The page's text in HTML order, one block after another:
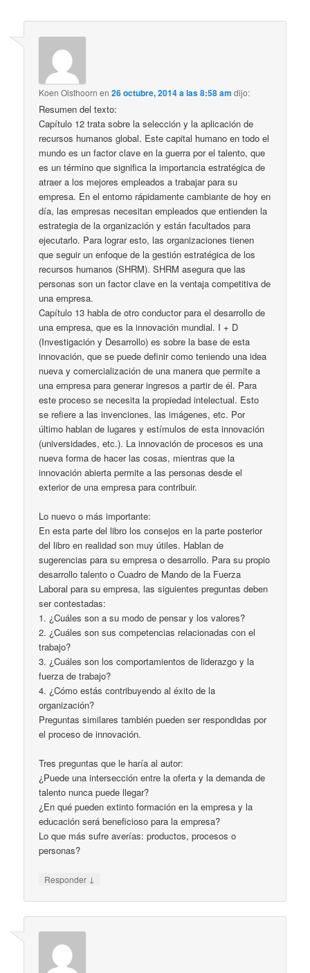
Koen Olsthoorn en26 octubre, 2014 a las 8:58 am dijo:
Resumen del texto:
Capítulo 12 trata sobre la selección y la aplicación de
recursos humanos global. Este capital humano en todo el
mundo es un factor clave en la guerra por el talento, que
es un término que significa la importancia estratégica de
atraer a los mejores empleados a trabajar para su
empresa. En el entorno rápidamente cambiante de hoy en
día, las empresas necesitan empleados que entienden la
estrategia de la organización y están facultados para
ejecutarlo. Para lograr esto, las organizaciones tienen
que seguir un enfoque de la gestión estratégica de los
recursos humanos (SHRM). SHRM asegura que las
personas son un factor clave en la ventaja competitiva de
una empresa.
Capítulo 13 habla de otro conductor para el desarrollo de
una empresa, que es la innovación mundial. I + D
(Investigación y Desarrollo) es sobre la base de esta
innovación, que se puede definir como teniendo una idea
nueva y comercialización de una manera que permite a
una empresa para generar ingresos a partir de él. Para
este proceso se necesita la propiedad intelectual. Esto
se refiere a las invenciones, las imágenes, etc. Por
último hablan de lugares y estímulos de esta innovación
(universidades, etc.). La innovación de procesos es una
nueva forma de hacer las cosas, mientras que la
innovación abierta permite a las personas desde el
exterior de una empresa para contribuir.
Lo nuevo o más importante:
En esta parte del libro los consejos en la parte posterior
del libro en realidad son muy útiles. Hablan de
sugerencias para su empresa o desarrollo. Para su propio
desarrollo talento o Cuadro de Mando de la Fuerza
Laboral para su empresa, las siguientes preguntas deben
ser contestadas:
1. ¿Cuáles son a su modo de pensar y los valores?
2. ¿Cuáles son sus competencias relacionadas con el
trabajo?
3. ¿Cuáles son los comportamientos de liderazgo y la
fuerza de trabajo?
4. ¿Cómo estás contribuyendo al éxito de la
organización?
Preguntas similares también pueden ser respondidas por
el proceso de innovación.
Tres preguntas que le haría al autor:
¿Puede una intersección entre la oferta y la demanda de
talento nunca puede llegar?
¿En qué pueden extinto formación en la empresa y la
educación será beneficioso para la empresa?
Lo que más sufre averías: productos, procesos o
personas?
Responder ↓